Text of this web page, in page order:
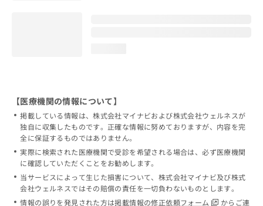
【医療機関の情報について】
掲載している情報は、株式会社マイナビおよび株式会社ウェルネスが
独自に収集したものです。正確な情報に努めておりますが、内容を完
全に保証するものではありません。
実際に検索された医療機関で受診を希望される場合は、必ず医療機関
に確認していただくことをお勧めします。
当サービスによって生じた損害について、株式会社マイナビ及び株式
会社ウェルネスではその賠償の責任を一切負わないものとします。
情報の誤りを発見された方は掲載情報の修正依頼フォーム
からご連